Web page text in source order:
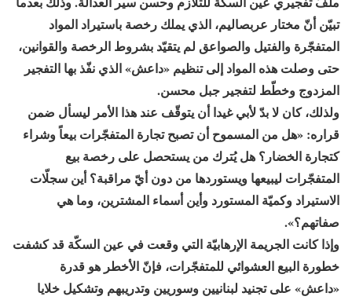
تبيّن أنّ مختار عربصاليم، الذي يملك رخصة باستيراد المواد
المتفجّرة والفتيل والصواعق لم يتقيّد بشروط الرخصة والقوانين،
حتى وصلت هذه المواد إلى تنظيم «داعش» الذي نفّذ بها التفجير
المزدوج وخطّط لتفجير جبل محسن.
ولذلك، كان لا بدّ لأبي غيدا أن يتوقّف عند هذا الأمر ليسأل ضمن
قراره: «هل من المسموح أن تصبح تجارة المتفجّرات بيعاً وشراء
كتجارة الخضار؟ هل يُترك من يستحصل على رخصة بيع
المتفجّرات ليبيعها ويستوردها من دون أيّ مراقبة؟ أين سجلّات
الاستيراد وكميّة المستورد وأين أسماء المشترين، وما هي
صفاتهم؟».
وإذا كانت الجريمة الإرهابيّة التي وقعت في عين السكّة قد كشفت
خطورة البيع العشوائي للمتفجّرات، فإنّ الأخطر هو قدرة
«داعش» على تجنيد لبنانيين وسوريين وتدريبهم وتشكيل خلايا